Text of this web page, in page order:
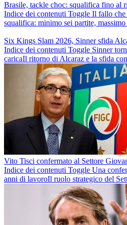
Brasile, tackle choc: squalifica fino al
Indice dei contenuti Toggle Il fallo
squalifica: minimo sei partite,
Six Kings Slam 2026, Sinner sfida
Indice dei contenuti Toggle Sinner
caricaIl ritorno di Alcaraz e la sfida
Vito Tisci confermato al Settore
Indice dei contenuti Toggle Una
anni di lavoroIl ruolo strategico del